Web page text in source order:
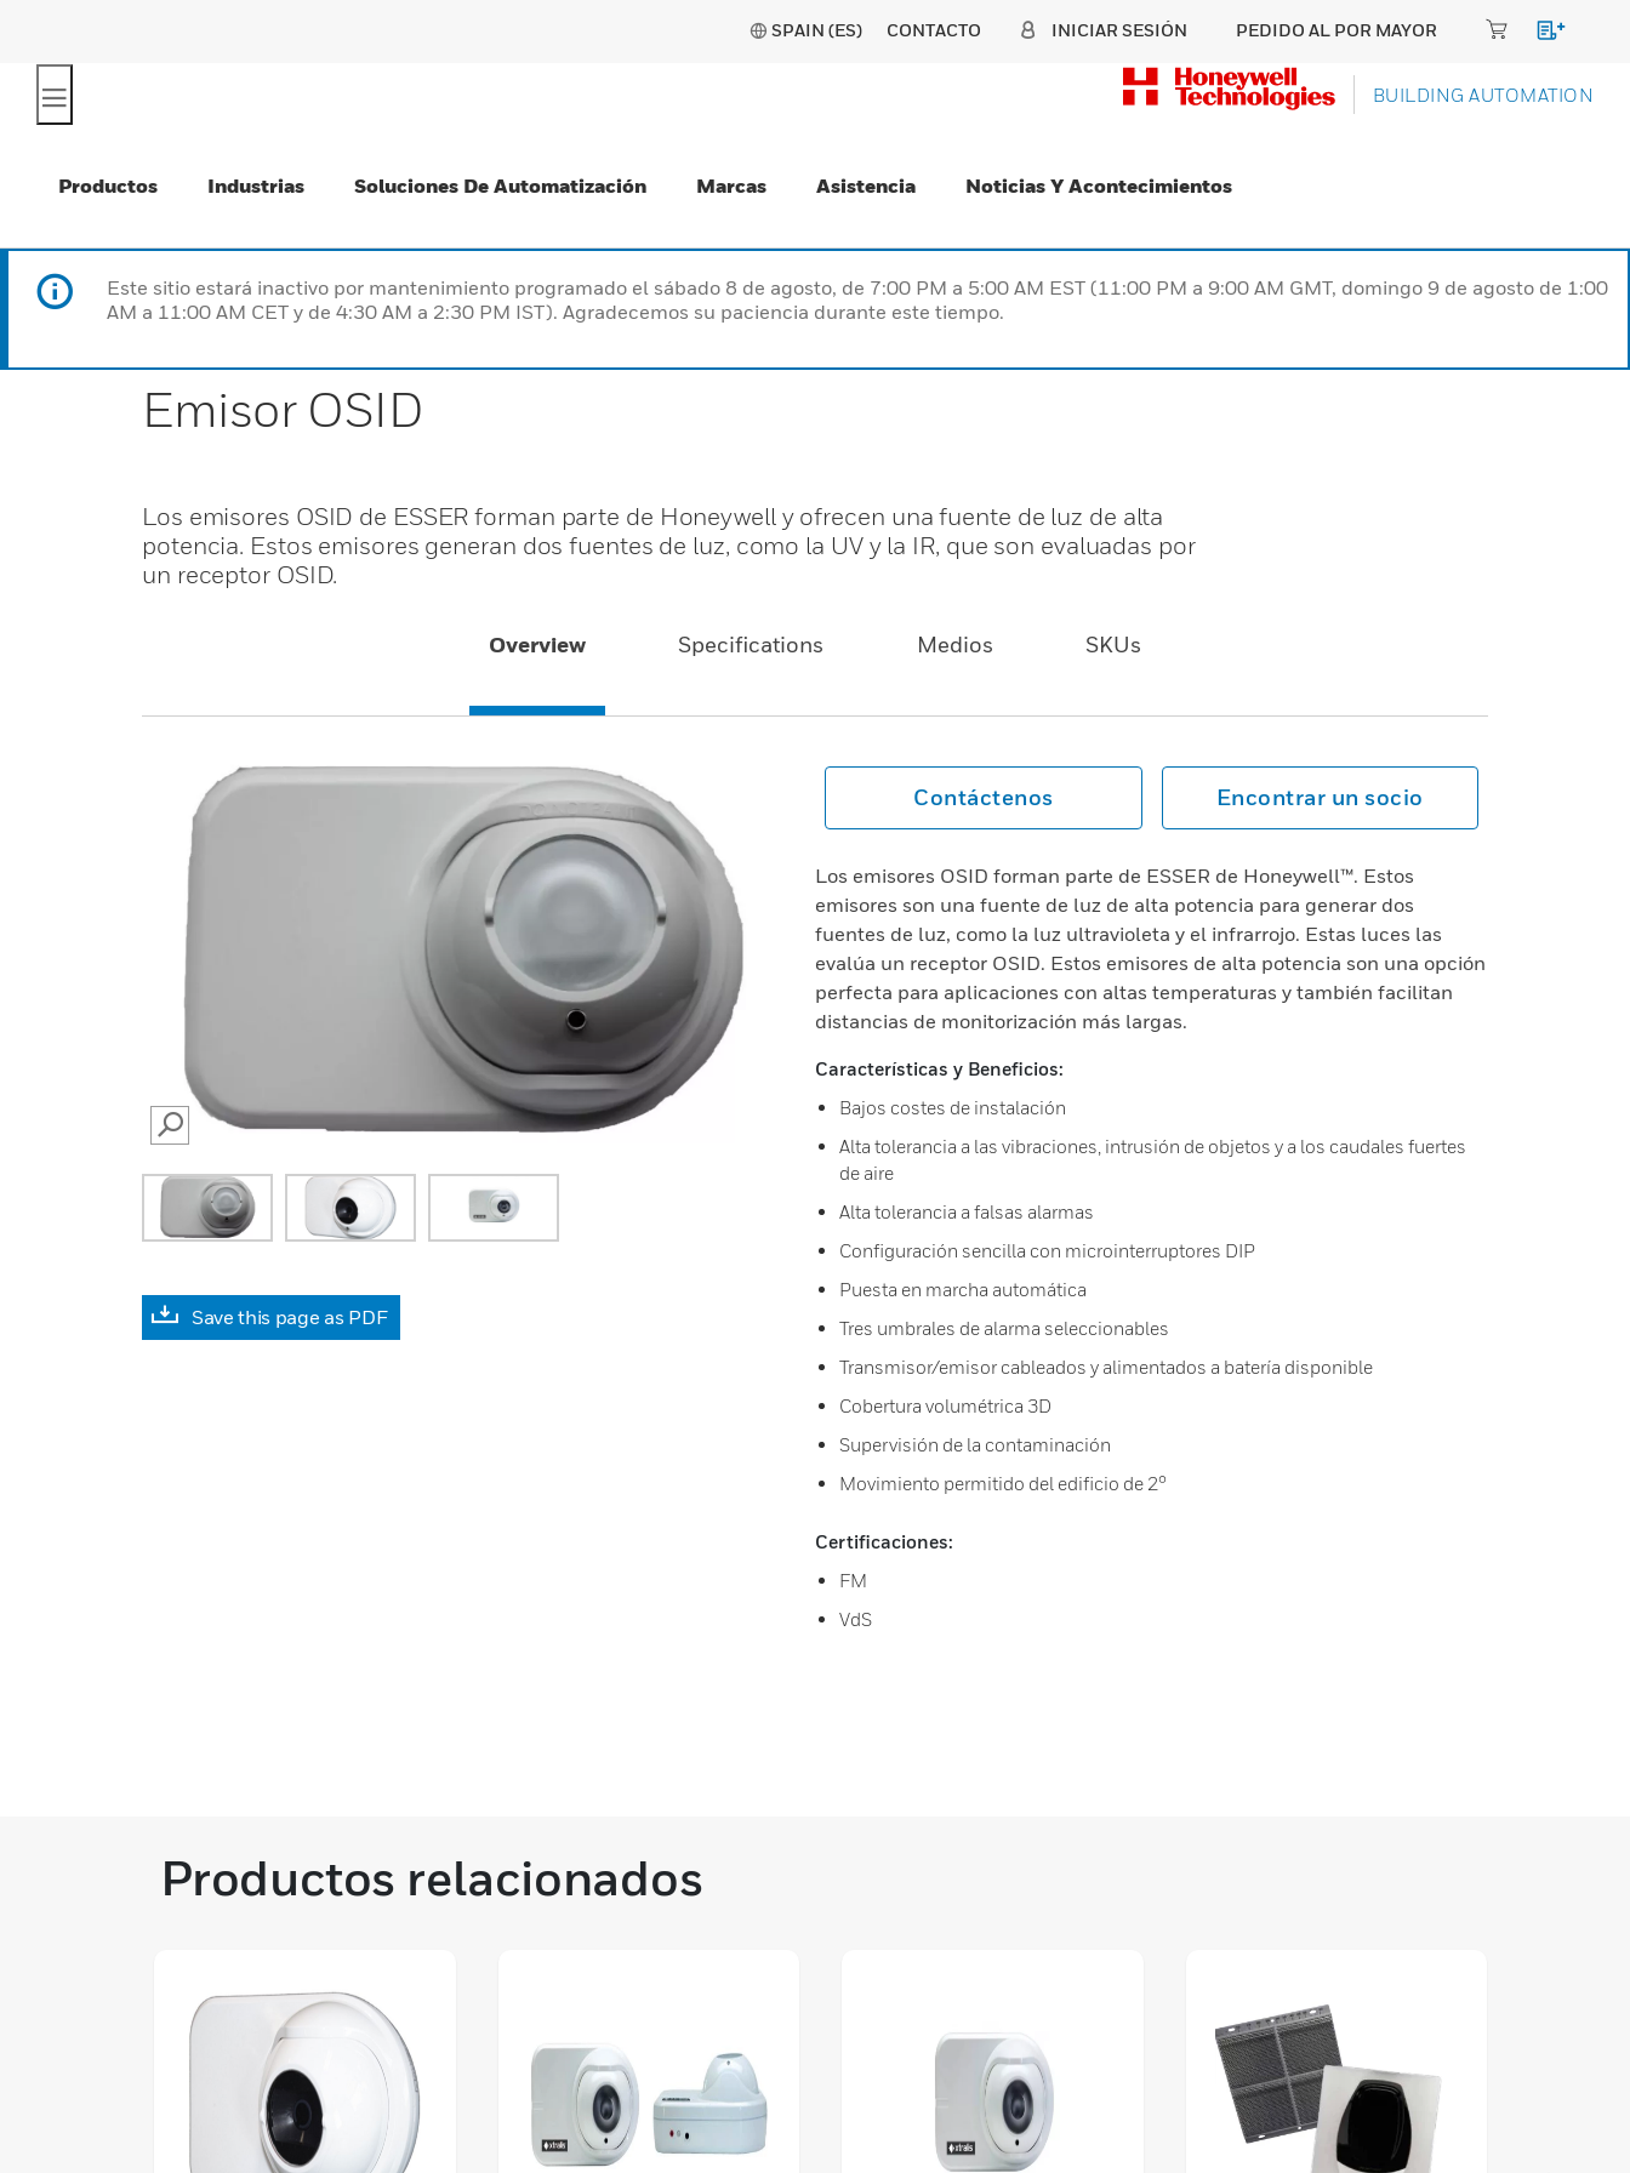
SPAIN (ES) CONTACTO INICIAR SESIÓN PEDIDO AL POR MAYOR
BUILDING AUTOMATION
Productos Industrias Soluciones De Automatización Marcas Asistencia Noticias Y Acontecimientos
Este sitio estará inactivo por mantenimiento programado el sábado 8 de agosto, de 7:00 PM a 5:00 AM EST (11:00 PM a 9:00 AM GMT, domingo 9 de agosto de 1:00
AM a 11:00 AM CET y de 4:30 AM a 2:30 PM IST). Agradecemos su paciencia durante este tiempo.
Emisor OSID
Los emisores OSID de ESSER forman parte de Honeywell y ofrecen una fuente de luz de alta
potencia. Estos emisores generan dos fuentes de luz, como la UV y la IR, que son evaluadas por
un receptor OSID.
Overview Specifications Medios SKUs
SEARCH
Save this page as PDF
Contáctenos Encontrar un socio
Los emisores OSID forman parte de ESSER de Honeywell™. Estos
emisores son una fuente de luz de alta potencia para generar dos
fuentes de luz, como la luz ultravioleta y el infrarrojo. Estas luces las
evalúa un receptor OSID. Estos emisores de alta potencia son una opción
perfecta para aplicaciones con altas temperaturas y también facilitan
distancias de monitorización más largas.
Características y Beneficios:
Bajos costes de instalación
Alta tolerancia a las vibraciones, intrusión de objetos y a los caudales fuertes
de aire
Alta tolerancia a falsas alarmas
Configuración sencilla con microinterruptores DIP
Puesta en marcha automática
Tres umbrales de alarma seleccionables
Transmisor/emisor cableados y alimentados a batería disponible
Cobertura volumétrica 3D
Supervisión de la contaminación
Movimiento permitido del edificio de 2°
Certificaciones:
FM
VdS
Productos relacionados